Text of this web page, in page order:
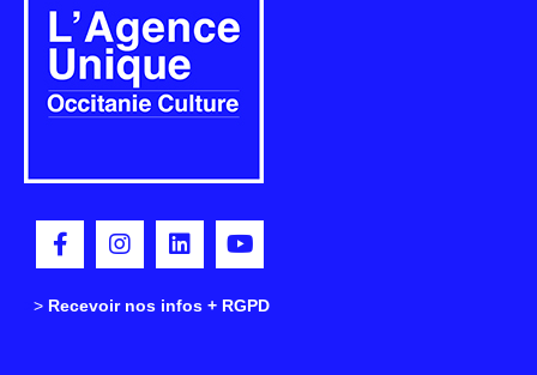
> Recevoir nos infos + RGPD